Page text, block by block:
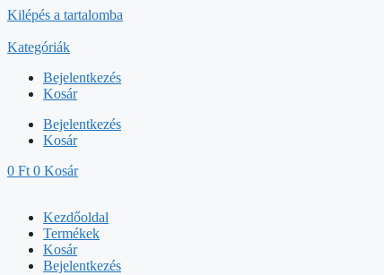
Kilépés a tartalomba
Kategóriák
Bejelentkezés
Kosár
Bejelentkezés
Kosár
0 Ft 0 Kosár
Kezdőoldal
Termékek
Kosár
Bejelentkezés